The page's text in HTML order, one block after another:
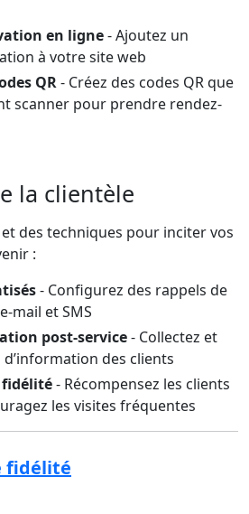
en ligne- Ajoutez un
à votre site web
QR- Créez des codes QR que
scanner pour prendre rendez-
la clientèle
des techniques pour inciter vos
:
- Configurez des rappels de
mail et SMS
post-service- Collectez et
des clients
fidélité- Récompensez les clients
les visites fréquentes
fidélité